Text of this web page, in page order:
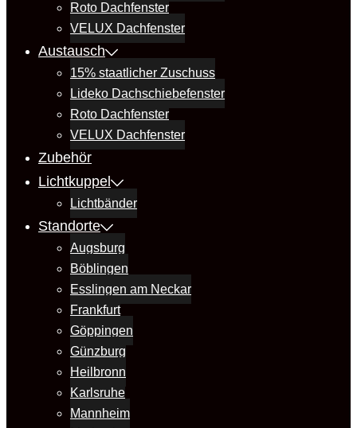
Roto Dachfenster
VELUX Dachfenster
Austausch
15% staatlicher Zuschuss
Lideko Dachschiebefenster
Roto Dachfenster
VELUX Dachfenster
Zubehör
Lichtkuppel
Lichtbänder
Standorte
Augsburg
Böblingen
Esslingen am Neckar
Frankfurt
Göppingen
Günzburg
Heilbronn
Karlsruhe
Mannheim